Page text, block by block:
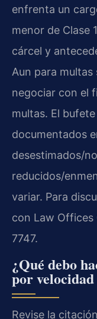
enfrenta un
menor de Clase
cárcel y
Aun para
negociar con el
multas. El
documentados
desestimados/
reducidos/
variar. Para
con Law Offices
7747.
¿Qué debo
por
Revise la